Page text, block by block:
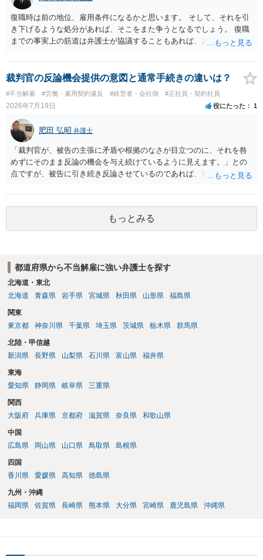
復職時は前の地位、雇用条件になるかと思います。 そして、それを引
き下げるような処分があれば、そこをまた争うとなるでしょう。 復職
までの事実上の筋道は弁護士が協議することもあれば、あなたがご自
ょうから、別途費用が発生することもありますが、出勤日時の設定く
らいならサービスでしてくれるかもしれません。
裁判官の反論機会提供の意図と通常手続きの違いは？
#不当解雇 #労働・雇用契約違反 #経営者・会社側 #正社員・契約社員
2026年7月19日 役にたった 1
肥田 弘昭 弁護士
「裁判官が、被告の主張に矛盾や根拠のなさが目立つのに、それを咎
めずにそのまま反論の機会を与え続けているように見えます。」との
点ですが、被告に引き続き反論させているのであれば、被告の主張が
くしている場合があります。被告がこれ以上ありませんと言えば終わ
るかと思います。ご参考にしてください。
もっとみる
都道府県から不当解雇に強い弁護士を探す
北海道・東北
北海道
青森県 岩手県 宮城県 秋田県 山形県 福島県
関東
東京都
神奈川県 千葉県 埼玉県 茨城県 栃木県 群馬県
北陸・甲信越
新潟県
長野県 山梨県 石川県 富山県 福井県
東海
愛知県
静岡県 岐阜県 三重県
関西
大阪府
兵庫県 京都府 滋賀県 奈良県 和歌山県
中国
広島県
岡山県 山口県 鳥取県 島根県
四国
香川県
愛媛県 高知県 徳島県
九州・沖縄
福岡県
佐賀県 長崎県 熊本県 大分県 宮崎県 鹿児島県 沖縄県